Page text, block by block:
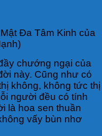
Đa Tâm Kinh của
chướng ngại của
này. Cũng như có
không, không tức thị
người đều có tính
là hoa sen thuần
vấy bùn nhơ